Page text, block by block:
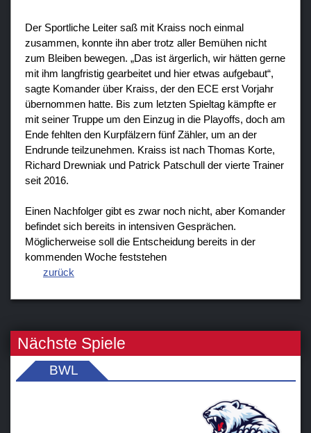
Verein
Sponsoren / Partner
Fanzone
Der Sportliche Leiter saß mit Kraiss noch einmal
zusammen, konnte ihn aber trotz aller Bemühen nicht
zum Bleiben bewegen. „Das ist ärgerlich, wir hätten gerne
mit ihm langfristig gearbeitet und hier etwas aufgebaut“,
sagte Komander über Kraiss, der den ECE erst Vorjahr
übernommen hatte. Bis zum letzten Spieltag kämpfte er
mit seiner Truppe um den Einzug in die Playoffs, doch am
Ende fehlten den Kurpfälzern fünf Zähler, um an der
Endrunde teilzunehmen. Kraiss ist nach Thomas Korte,
Richard Drewniak und Patrick Patschull der vierte Trainer
seit 2016.
Einen Nachfolger gibt es zwar noch nicht, aber Komander
befindet sich bereits in intensiven Gesprächen.
Möglicherweise soll die Entscheidung bereits in der
kommenden Woche feststehen
zurück
Nächste Spiele
BWL